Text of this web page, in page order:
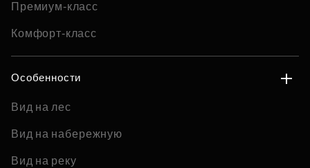
Премиум-класс
Комфорт-класс
Особенности
Вид на лес
Вид на набережную
Вид на реку